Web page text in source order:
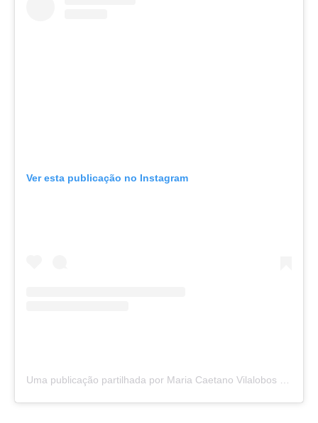
Ver esta publicação no Instagram
Uma publicação partilhada por Maria Caetano Vilalobos (@mcaetanovilalobos)